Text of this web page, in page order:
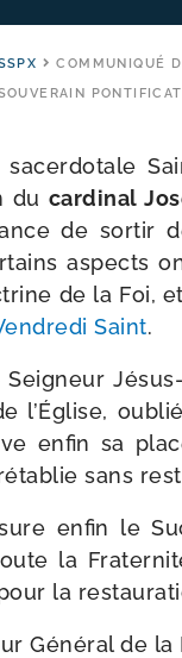
COMMUNIQUÉ
PONTIFICAT
du car­di­nal
de sor­tir
aspects
de la Foi,
Saint.
l’Église,
enfin sa
sans
enfin le
la
la
Général de la